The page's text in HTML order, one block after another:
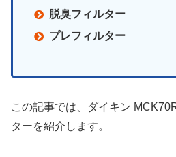
脱臭フィルター
プレフィルター
この記事では、ダイキン
ターを紹介します。